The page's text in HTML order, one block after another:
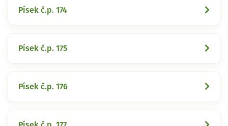
Písek č.p. 174
Písek č.p. 175
Písek č.p. 176